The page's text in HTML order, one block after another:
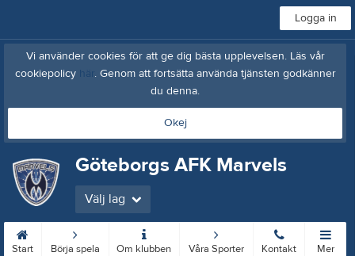
Logga in
Vi använder cookies för att ge dig bästa upplevelsen. Läs vår
cookiepolicy här. Genom att fortsätta använda tjänsten godkänner
du denna.
Okej
Göteborgs AFK Marvels
Välj lag
Start Börja spela Om klubben Våra Sporter Kontakt Mer